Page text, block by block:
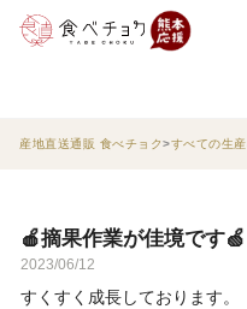
産地直送通販 食べチョク すべての生
🍎摘果作業が佳境です🍏
2023/06/12
すくすく成長しております。